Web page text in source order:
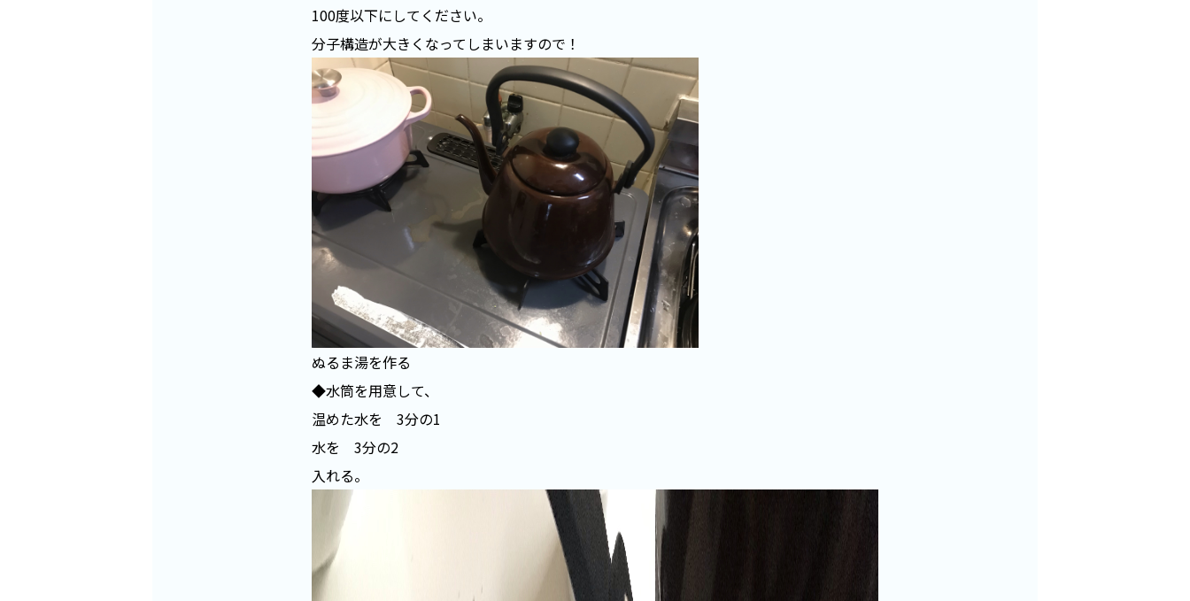
100度以下にしてください。
分子構造が大きくなってしまいますので！
ぬるま湯を作る
◆水筒を用意して、
温めた水を 3分の1
水を 3分の2
入れる。